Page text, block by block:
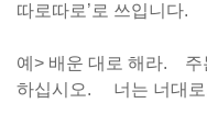
따로따로’로 쓰입니다.
예> 배운 대로 해라.
하십시오. 너는 너대로